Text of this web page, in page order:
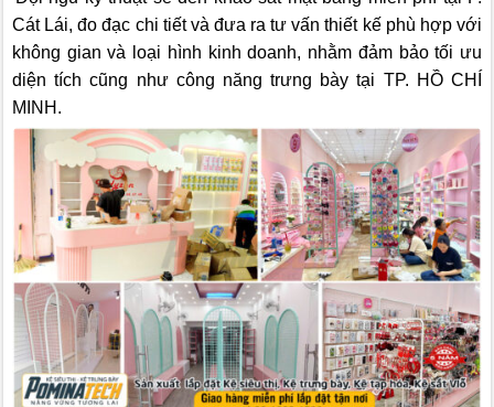
Cát Lái, đo đạc chi tiết và đưa ra tư vấn thiết kế phù hợp với
không gian và loại hình kinh doanh, nhằm đảm bảo tối ưu
diện tích cũng như công năng trưng bày tại TP. HỒ CHÍ
MINH.